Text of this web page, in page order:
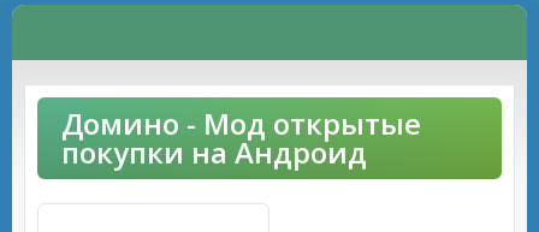
Домино - Мод открытые
покупки на Андроид